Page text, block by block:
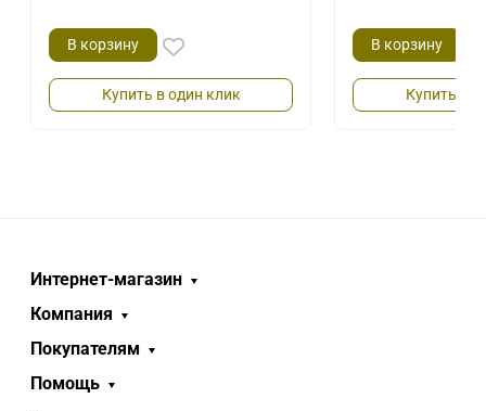
В корзину
Купить в один клик
В корзину
Купить в
Интернет-магазин
Компания
Покупателям
Помощь